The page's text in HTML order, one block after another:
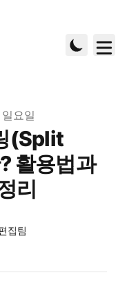
요일
(Split
활용법과
리
집팀